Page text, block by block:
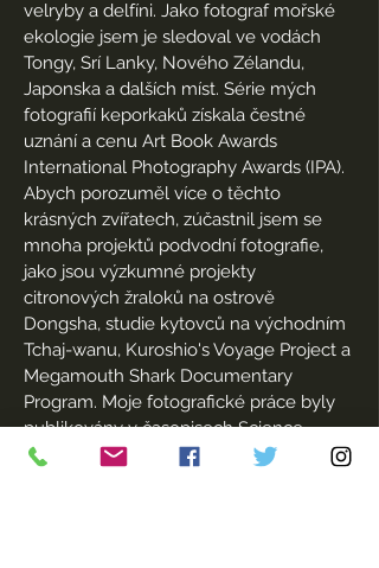
velryby a delfíni. Jako fotograf mořské
ekologie jsem je sledoval ve vodách
Tongy, Srí Lanky, Nového Zélandu,
Japonska a dalších míst. Série mých
fotografií keporkaků získala čestné
uznání a cenu Art Book Awards
International Photography Awards (IPA).
Abych porozuměl více o těchto
krásných zvířatech, zúčastnil jsem se
mnoha projektů podvodní fotografie,
jako jsou výzkumné projekty
citronových žraloků na ostrově
Dongsha, studie kytovců na východním
Tchaj-wanu, Kuroshio's Voyage Project a
Megamouth Shark Documentary
Program. Moje fotografické práce byly
publikovány v časopisech Science
Monthly, Rhythms Monthly, Beyond the